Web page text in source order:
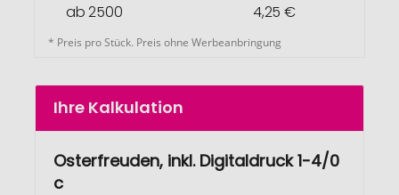
ab 2500
4,25 €
* Preis pro Stück. Preis ohne Werbeanbringung
Ihre Kalkulation
Osterfreuden, inkl. Digitaldruck 1-4/0
c